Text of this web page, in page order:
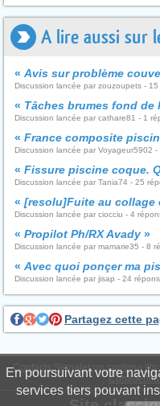
A lire aussi sur
« Avis sur problème
Discussion lancée par zouzoupets -
« Tâches brumes fond de
Discussion lancée par cathare81 - 1
« France composite
Discussion lancée par Voyageur5902
« Fissure piscine coque.
Discussion lancée par Tania74 - 25
« [resolu]Fuite au collage
Discussion lancée par ciocciu - 4
« Propilot Ph/RX Avady »
Discussion lancée par mamarie35 - 8
« Avec quoi ponçer ma
Discussion lancée par jisap - 24
Partagez cette
Contacts Signaler un contenu
En poursuivant votre
services tiers pouvant